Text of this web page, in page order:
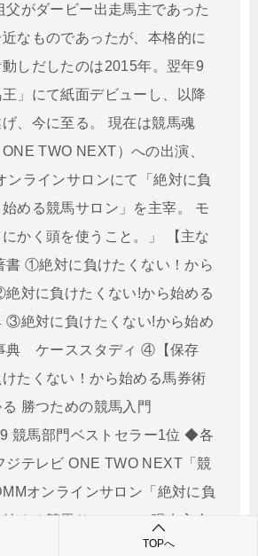
父がダービー出走馬主であった
なものであったが、本格的に
しだしたのは2015年。翌年9
」にて紙面デビューし、以降
、今に至る。 現在は競馬魂
TWO NEXT）への出演、
ンラインサロンにて「絶対に負
める競馬サロン」を主宰。 モ
かく頭を使うこと。」 【主な
①絶対に負けたくない！から
対に負けたくない!から始める
③絶対に負けたくない!から始め
典 ケーススタディ ④【保存
たくない！から始める馬券術
勝つための競馬入門
競馬部門ベストセラー1位 ◆各
ジテレビ ONE TWO NEXT「競
オンラインサロン「絶対に負
める競馬サロン」 （現在入会
◆ライター活動 【競馬王】
TOPへ